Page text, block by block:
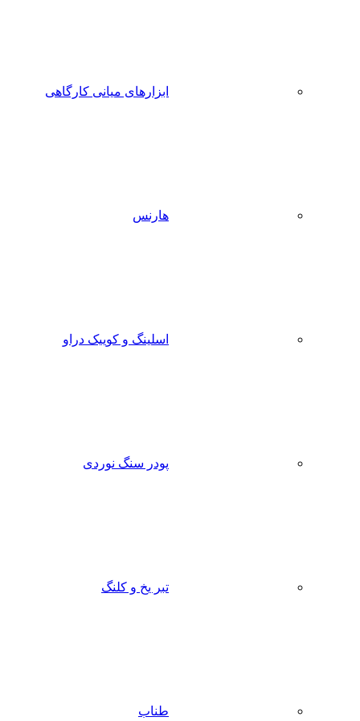
ابزارهای میانی کارگاهی
هارنس
اسلینگ و کوییک دراو
پودر سنگ نوردی
تبر یخ و کلنگ
طناب